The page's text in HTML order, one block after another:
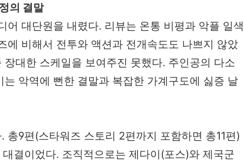
의 결말
어 대단원을 내렸다. 리뷰는 온통 비평과 악플 일색
에 비해서 전투와 액션과 전개속도도 나쁘지 않았
대한 스케일을 보여주진 못했다. 주인공의 다소
악역에 뻔한 결말과 복잡한 가계구도에 싫증 날
. 총9편 (스타워즈 스토리 2편까지 포함하면 총11편)
결이었다. 조직적으로는 제다이 (포스)와 제국군